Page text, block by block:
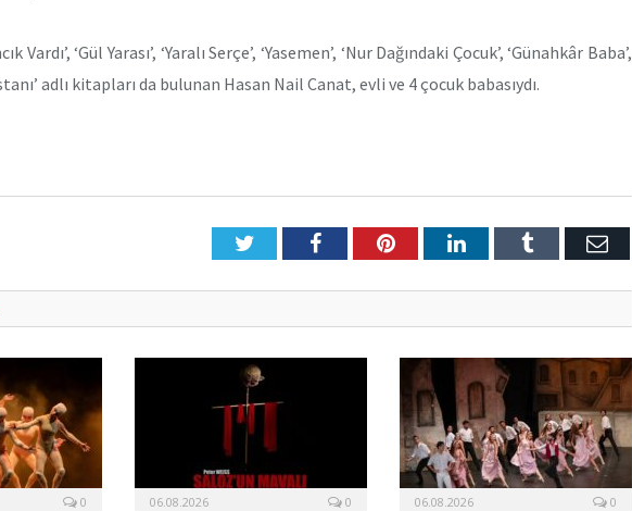
Vardı’, ‘Gül Yarası’, ‘Yaralı Serçe’, ‘Yasemen’, ‘Nur Dağındaki Çocuk’, ‘Günahkâr Baba’,
adlı kitapları da bulunan Hasan Nail Canat, evli ve 4 çocuk babasıydı.
TwitterFacebookPinterestLinkedInTumblr E-
0 06.08.2026 0 06.08.2026 0